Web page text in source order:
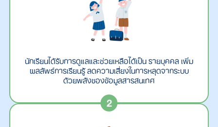
นักเรียนได้รับการดูแลและช่วยเหลือได้เป็น รายบุคคล เพิ่ม
ผลลัพธ์การเรียนรู้ ลดความเสี่ยงในการหลุดจากระบบ
ด้วยพลังของข้อมูลสารสนเทศ